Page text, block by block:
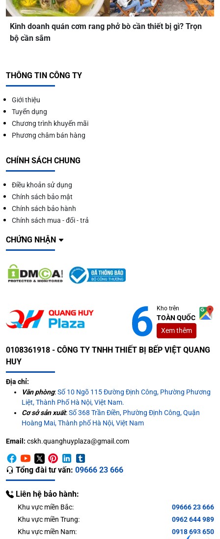
Kinh doanh quán cơm rang phở bò cần thiết bị gì? Trọn
bộ cần sắm
THÔNG TIN CÔNG TY
Giới thiệu
Tuyển dụng
Chương trình khuyến mãi
Phương châm bán hàng
CHÍNH SÁCH CHUNG
Điều khoản sử dụng
Chính sách bảo mật
Chính sách bảo hành
Chính sách mua - đổi - trả
CHỨNG NHẬN
Kho trên
TOÀN QUỐC
Xem thêm
0108361918 - CÔNG TY TNHH THIẾT BỊ BẾP VIỆT QUANG
HUY
Địa chỉ:
Văn phòng:Số 10 Ngõ 115 Đường Định Công, Phường Phương
Liệt, Thành Phố Hà Nội, Việt Nam.
Cơ sở sản xuất:Số 368 Trần Điền, Phường Định Công, Quận
Hoàng Mai, Thành phố Hà Nội, Việt Nam
Email: cskh.quanghuyplaza@gmail.com
Tổng đài tư vấn: 09666 23 666
Liên hệ bảo hành:
Khu vực miền Bắc:
09666 23 666
Khu vực miền Trung:
0962 644 989
Khu vực miền Nam:
0918 693 650